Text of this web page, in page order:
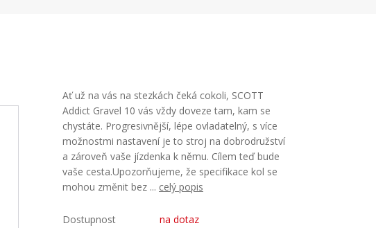
Ať už na vás na stezkách čeká cokoli, SCOTT
Addict Gravel 10 vás vždy doveze tam, kam se
chystáte. Progresivnější, lépe ovladatelný, s více
možnostmi nastavení je to stroj na dobrodružství
a zároveň vaše jízdenka k němu. Cílem teď bude
vaše cesta.Upozorňujeme, že specifikace kol se
mohou změnit bez ... celý popis
Dostupnost na dotaz